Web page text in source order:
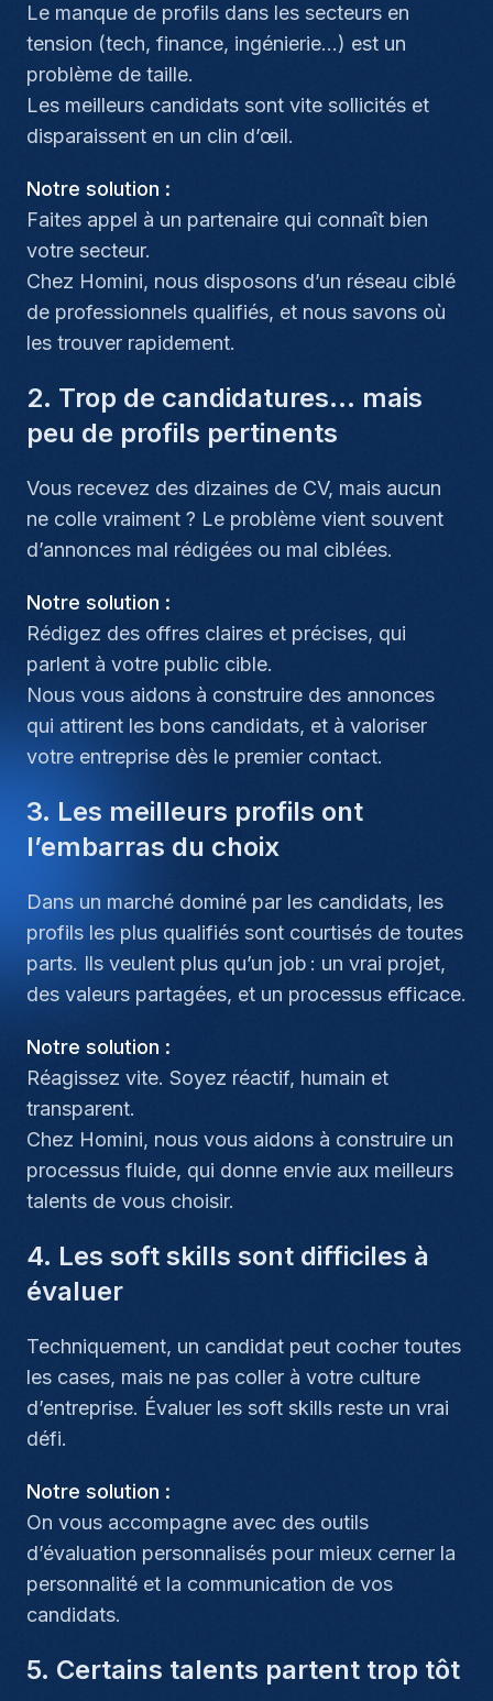
Le manque de profils dans les secteurs en
tension (tech, finance, ingénierie…) est un
problème de taille.
Les meilleurs candidats sont vite sollicités et
disparaissent en un clin d’œil.
Notre solution :
Faites appel à un partenaire qui connaît bien
votre secteur.
Chez Homini, nous disposons d’un réseau ciblé
de professionnels qualifiés, et nous savons où
les trouver rapidement.
2. Trop de candidatures… mais
peu de profils pertinents
Vous recevez des dizaines de CV, mais aucun
ne colle vraiment ? Le problème vient souvent
d’annonces mal rédigées ou mal ciblées.
Notre solution :
Rédigez des offres claires et précises, qui
parlent à votre public cible.
Nous vous aidons à construire des annonces
qui attirent les bons candidats, et à valoriser
votre entreprise dès le premier contact.
3. Les meilleurs profils ont
l’embarras du choix
Dans un marché dominé par les candidats, les
profils les plus qualifiés sont courtisés de toutes
parts. Ils veulent plus qu’un job : un vrai projet,
des valeurs partagées, et un processus efficace.
Notre solution :
Réagissez vite. Soyez réactif, humain et
transparent.
Chez Homini, nous vous aidons à construire un
processus fluide, qui donne envie aux meilleurs
talents de vous choisir.
4. Les soft skills sont difficiles à
évaluer
Techniquement, un candidat peut cocher toutes
les cases, mais ne pas coller à votre culture
d’entreprise. Évaluer les soft skills reste un vrai
défi.
Notre solution :
On vous accompagne avec des outils
d’évaluation personnalisés pour mieux cerner la
personnalité et la communication de vos
candidats.
5. Certains talents partent trop tôt